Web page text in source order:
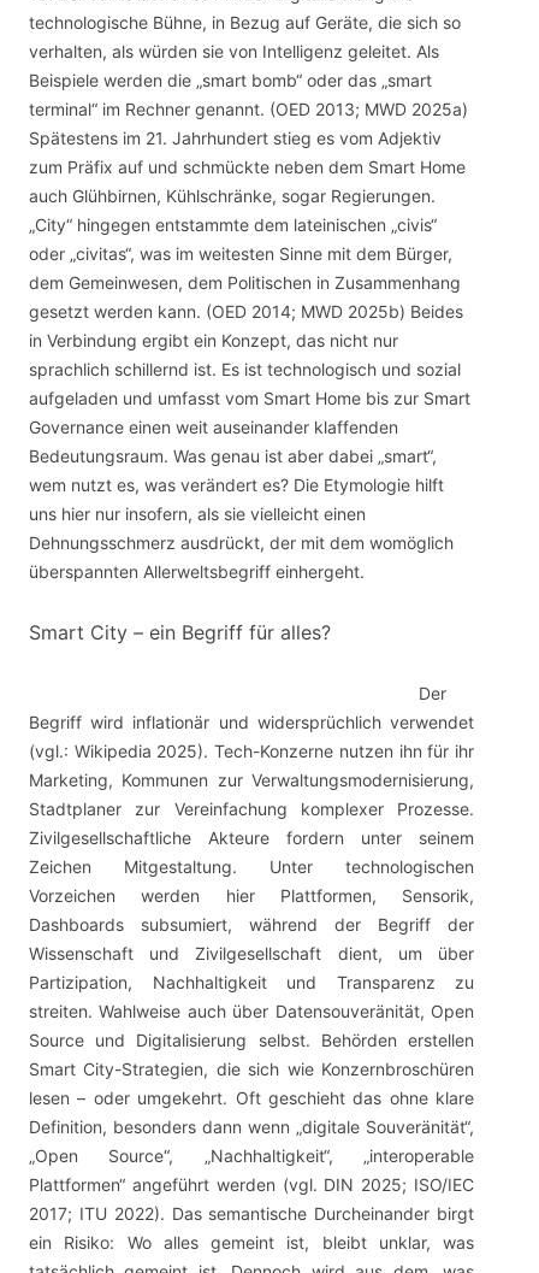
technologische Bühne, in Bezug auf Geräte, die sich so
verhalten, als würden sie von Intelligenz geleitet. Als
Beispiele werden die „smart bomb“ oder das „smart
terminal“ im Rechner genannt. (OED 2013; MWD 2025a)
Spätestens im 21. Jahrhundert stieg es vom Adjektiv
zum Präfix auf und schmückte neben dem Smart Home
auch Glühbirnen, Kühlschränke, sogar Regierungen.
„City“ hingegen entstammte dem lateinischen „civis“
oder „civitas“, was im weitesten Sinne mit dem Bürger,
dem Gemeinwesen, dem Politischen in Zusammenhang
gesetzt werden kann. (OED 2014; MWD 2025b) Beides
in Verbindung ergibt ein Konzept, das nicht nur
sprachlich schillernd ist. Es ist technologisch und sozial
aufgeladen und umfasst vom Smart Home bis zur Smart
Governance einen weit auseinander klaffenden
Bedeutungsraum. Was genau ist aber dabei „smart“,
wem nutzt es, was verändert es? Die Etymologie hilft
uns hier nur insofern, als sie vielleicht einen
Dehnungsschmerz ausdrückt, der mit dem womöglich
überspannten Allerweltsbegriff einhergeht.
Smart City – ein Begriff für alles?
Der
Begriff wird inflationär und widersprüchlich verwendet
(vgl.: Wikipedia 2025). Tech-Konzerne nutzen ihn für ihr
Marketing, Kommunen zur Verwaltungsmodernisierung,
Stadtplaner zur Vereinfachung komplexer Prozesse.
Zivilgesellschaftliche Akteure fordern unter seinem
Zeichen Mitgestaltung. Unter technologischen
Vorzeichen werden hier Plattformen, Sensorik,
Dashboards subsumiert, während der Begriff der
Wissenschaft und Zivilgesellschaft dient, um über
Partizipation, Nachhaltigkeit und Transparenz zu
streiten. Wahlweise auch über Datensouveränität, Open
Source und Digitalisierung selbst. Behörden erstellen
Smart City-Strategien, die sich wie Konzernbroschüren
lesen – oder umgekehrt. Oft geschieht das ohne klare
Definition, besonders dann wenn „digitale Souveränität“,
„Open Source“, „Nachhaltigkeit“, „interoperable
Plattformen“ angeführt werden (vgl. DIN 2025; ISO/IEC
2017; ITU 2022). Das semantische Durcheinander birgt
ein Risiko: Wo alles gemeint ist, bleibt unklar, was